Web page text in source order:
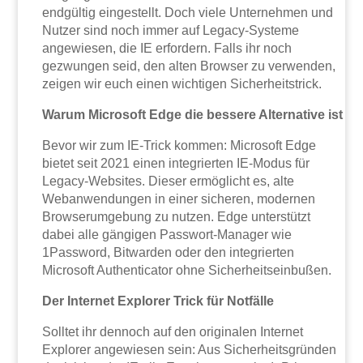
endgültig eingestellt. Doch viele Unternehmen und
Nutzer sind noch immer auf Legacy-Systeme
angewiesen, die IE erfordern. Falls ihr noch
gezwungen seid, den alten Browser zu verwenden,
zeigen wir euch einen wichtigen Sicherheitstrick.
Warum Microsoft Edge die bessere Alternative ist
Bevor wir zum IE-Trick kommen: Microsoft Edge
bietet seit 2021 einen integrierten IE-Modus für
Legacy-Websites. Dieser ermöglicht es, alte
Webanwendungen in einer sicheren, modernen
Browserumgebung zu nutzen. Edge unterstützt
dabei alle gängigen Passwort-Manager wie
1Password, Bitwarden oder den integrierten
Microsoft Authenticator ohne Sicherheitseinbußen.
Der Internet Explorer Trick für Notfälle
Solltet ihr dennoch auf den originalen Internet
Explorer angewiesen sein: Aus Sicherheitsgründen